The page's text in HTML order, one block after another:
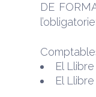
DE
El Llibre
El